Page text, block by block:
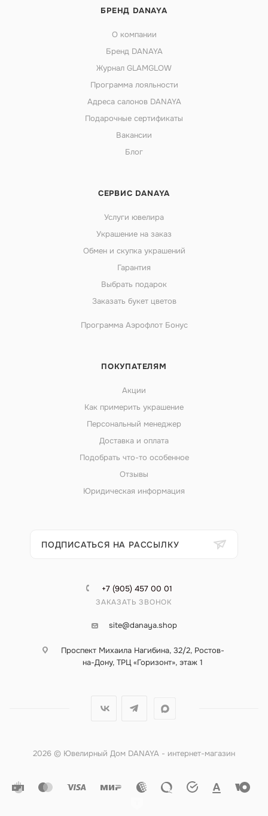
БРЕНД DANAYA
О компании
Бренд DANAYA
Журнал GLAMGLOW
Программа лояльности
Адреса салонов DANAYA
Подарочные сертификаты
Вакансии
Блог
СЕРВИС DANAYA
Услуги ювелира
Украшение на заказ
Обмен и скупка украшений
Гарантия
Выбрать подарок
Заказать букет цветов
Программа Аэрофлот Бонус
ПОКУПАТЕЛЯМ
Акции
Как примерить украшение
Персональный менеджер
Доставка и оплата
Подобрать что-то особенное
Отзывы
Юридическая информация
ПОДПИСАТЬСЯ НА РАССЫЛКУ
+7 (905) 457 00 01
ЗАКАЗАТЬ ЗВОНОК
site@danaya.shop
Проспект Михаила Нагибина, 32/2, Ростов-
на-Дону, ТРЦ «Горизонт», этаж 1
2026 © Ювелирный Дом DANAYA - интернет-магазин